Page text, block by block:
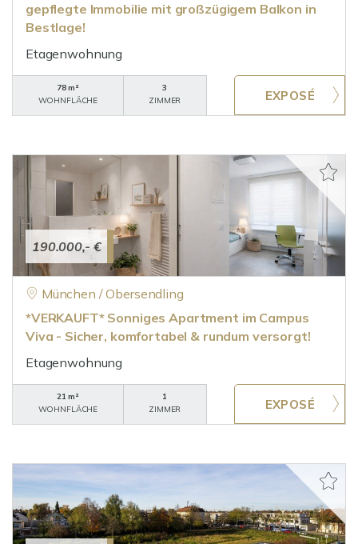
gepflegte Immobilie mit großzügigem Balkon in
Bestlage!
Etagenwohnung
78 m²
WOHNFLÄCHE
3
ZIMMER
190.000,- €
München / Obersendling
*VERKAUFT* Sonniges Apartment im Campus
Viva - Sicher, komfortabel & rundum versorgt!
Etagenwohnung
21 m²
WOHNFLÄCHE
1
ZIMMER